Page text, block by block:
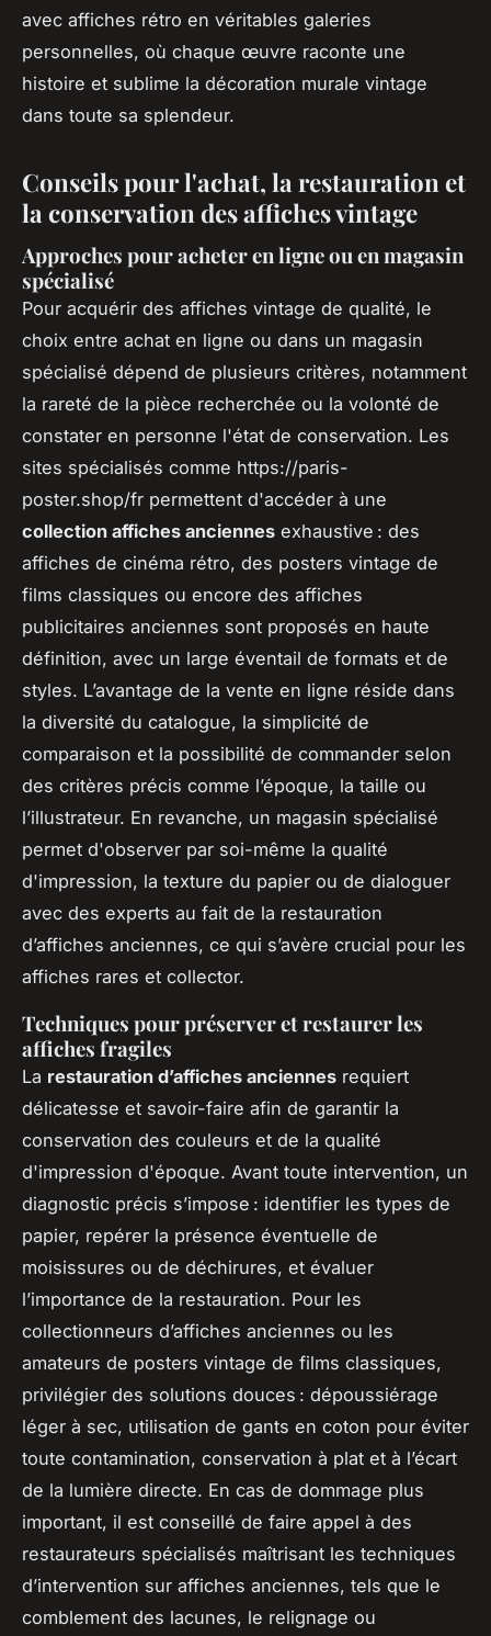
avec affiches rétro en véritables galeries
personnelles, où chaque œuvre raconte une
histoire et sublime la décoration murale vintage
dans toute sa splendeur.
Conseils pour l'achat, la restauration et
la conservation des affiches vintage
Approches pour acheter en ligne ou en magasin
spécialisé
Pour acquérir des affiches vintage de qualité, le
choix entre achat en ligne ou dans un magasin
spécialisé dépend de plusieurs critères, notamment
la rareté de la pièce recherchée ou la volonté de
constater en personne l'état de conservation. Les
sites spécialisés comme https://paris-
poster.shop/fr permettent d'accéder à une
collection affiches anciennes exhaustive : des
affiches de cinéma rétro, des posters vintage de
films classiques ou encore des affiches
publicitaires anciennes sont proposés en haute
définition, avec un large éventail de formats et de
styles. L’avantage de la vente en ligne réside dans
la diversité du catalogue, la simplicité de
comparaison et la possibilité de commander selon
des critères précis comme l’époque, la taille ou
l’illustrateur. En revanche, un magasin spécialisé
permet d'observer par soi-même la qualité
d'impression, la texture du papier ou de dialoguer
avec des experts au fait de la restauration
d’affiches anciennes, ce qui s’avère crucial pour les
affiches rares et collector.
Techniques pour préserver et restaurer les
affiches fragiles
La restauration d’affiches anciennes requiert
délicatesse et savoir-faire afin de garantir la
conservation des couleurs et de la qualité
d'impression d'époque. Avant toute intervention, un
diagnostic précis s’impose : identifier les types de
papier, repérer la présence éventuelle de
moisissures ou de déchirures, et évaluer
l’importance de la restauration. Pour les
collectionneurs d’affiches anciennes ou les
amateurs de posters vintage de films classiques,
privilégier des solutions douces : dépoussiérage
léger à sec, utilisation de gants en coton pour éviter
toute contamination, conservation à plat et à l’écart
de la lumière directe. En cas de dommage plus
important, il est conseillé de faire appel à des
restaurateurs spécialisés maîtrisant les techniques
d’intervention sur affiches anciennes, tels que le
comblement des lacunes, le relignage ou